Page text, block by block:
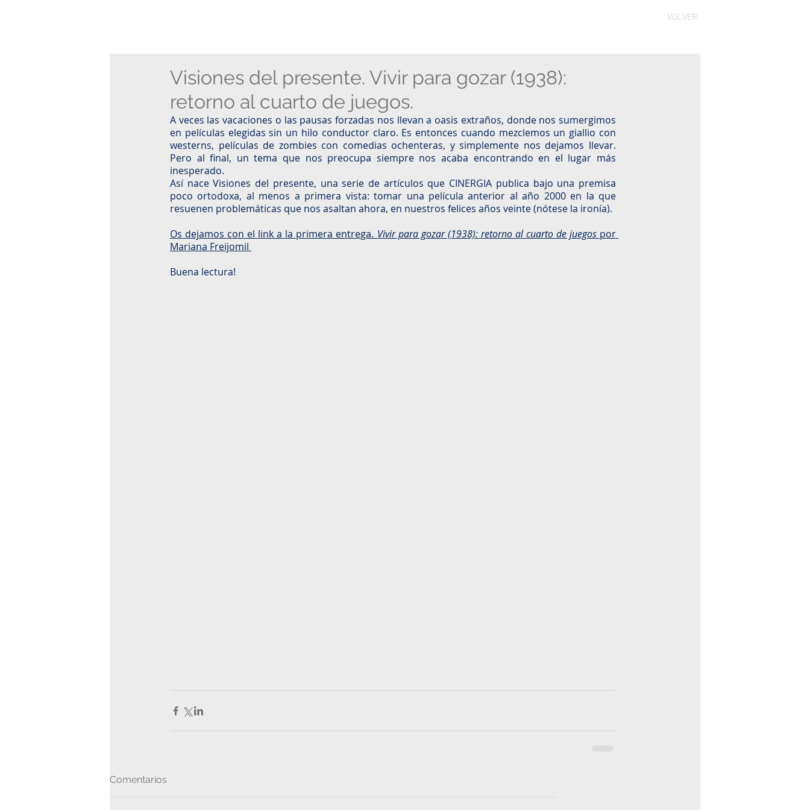
VOLVER
Visiones del presente. Vivir para gozar (1938):
retorno al cuarto de juegos.
A veces las vacaciones o las pausas forzadas nos llevan a oasis extraños, donde nos sumergimos
en películas elegidas sin un hilo conductor claro. Es entonces cuando mezclemos un giallio con
westerns, películas de zombies con comedias ochenteras, y simplemente nos dejamos llevar.
Pero al final, un tema que nos preocupa siempre nos acaba encontrando en el lugar más
inesperado.
Así nace Visiones del presente, una serie de artículos que CINERGIA publica bajo una premisa
poco ortodoxa, al menos a primera vista: tomar una película anterior al año 2000 en la que
resuenen problemáticas que nos asaltan ahora, en nuestros felices años veinte (nótese la ironía).
Os dejamos con el link a la primera entrega. Vivir para gozar (1938): retorno al cuarto de juegos por
Mariana Freijomil
Buena lectura!
Comentarios